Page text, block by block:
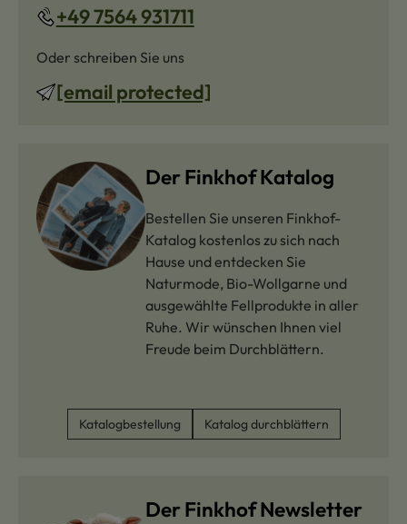
+49 7564 931711
Oder schreiben Sie uns
[email protected]
Der Finkhof Katalog
Bestellen Sie unseren Finkhof-
Katalog kostenlos zu sich nach
Hause und entdecken Sie
Naturmode, Bio-Wollgarne und
ausgewählte Fellprodukte in aller
Ruhe. Wir wünschen Ihnen viel
Freude beim Durchblättern.
Katalogbestellung Katalog durchblättern
Der Finkhof Newsletter